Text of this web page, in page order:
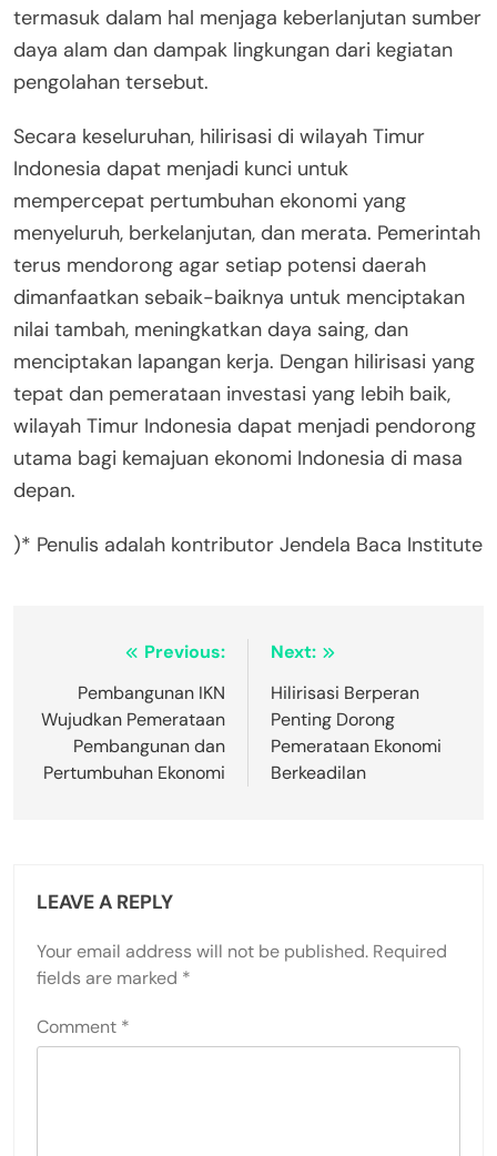
termasuk dalam hal menjaga keberlanjutan sumber
daya alam dan dampak lingkungan dari kegiatan
pengolahan tersebut.
Secara keseluruhan, hilirisasi di wilayah Timur
Indonesia dapat menjadi kunci untuk
mempercepat pertumbuhan ekonomi yang
menyeluruh, berkelanjutan, dan merata. Pemerintah
terus mendorong agar setiap potensi daerah
dimanfaatkan sebaik-baiknya untuk menciptakan
nilai tambah, meningkatkan daya saing, dan
menciptakan lapangan kerja. Dengan hilirisasi yang
tepat dan pemerataan investasi yang lebih baik,
wilayah Timur Indonesia dapat menjadi pendorong
utama bagi kemajuan ekonomi Indonesia di masa
depan.
)* Penulis adalah kontributor Jendela Baca Institute
navigation
Previous:
Pembangunan IKN
Wujudkan Pemerataan
Pembangunan dan
Pertumbuhan Ekonomi
Next:
Hilirisasi Berperan
Penting Dorong
Pemerataan Ekonomi
Berkeadilan
LEAVE A REPLY
Your email address will not be published. Required
fields are marked *
Comment *